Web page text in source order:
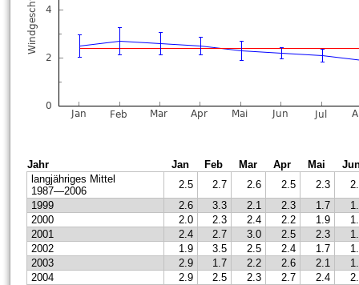
Jahr Jan Feb Mar Apr Mai
langjähriges Mittel
1987—2006
2.5 2.7 2.6 2.5 2.3
1999
2.6 3.3 2.1 2.3 1.7
2000
2.0 2.3 2.4 2.2 1.9
2001
2.4 2.7 3.0 2.5 2.3
2002
1.9 3.5 2.5 2.4 1.7
2003
2.9 1.7 2.2 2.6 2.1
2004
2.9 2.5 2.3 2.7 2.4